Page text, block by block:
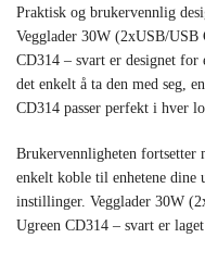
Praktisk og brukervennlig
Vegglader 30W (2xUSB/
CD314 – svart er designet
det enkelt å ta den med seg,
CD314 passer perfekt i hver
Brukervennligheten fortsetter
enkelt koble til enhetene dine
instillinger. Vegglader 30W
Ugreen CD314 – svart er